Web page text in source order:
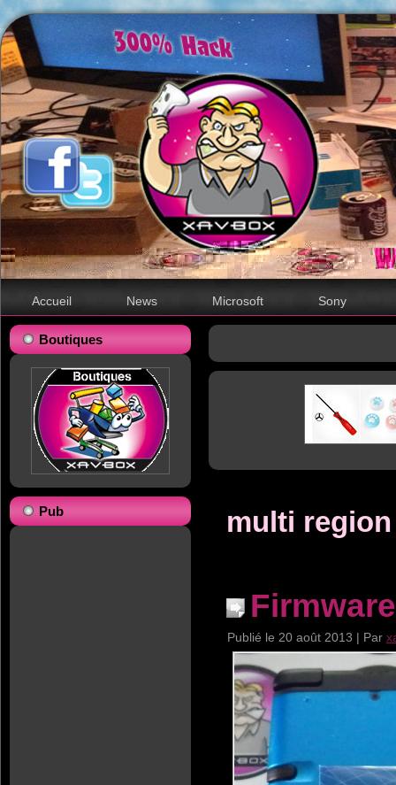
Accueil News Microsoft Sony
Boutiques
Pub multi region
Publié le 20 août 2013 | Par